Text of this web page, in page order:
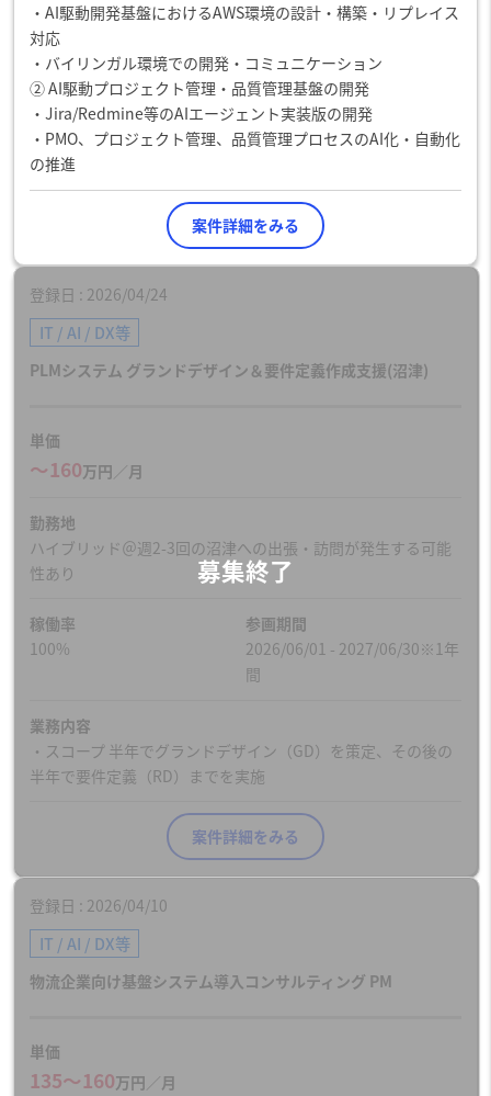
・AI駆動開発基盤におけるAWS環境の設計・構築・リプレイス
対応
・バイリンガル環境での開発・コミュニケーション
② AI駆動プロジェクト管理・品質管理基盤の開発
・Jira/Redmine等のAIエージェント実装版の開発
・PMO、プロジェクト管理、品質管理プロセスのAI化・自動化
の推進
案件詳細をみる
登録日 2026/04/24
IT / AI / DX等
PLMシステム グランドデザイン＆要件定義作成支援(沼津)
単価
〜160万円／月
勤務地
ハイブリッド＠週2-3回の沼津への出張・訪問が発生する可能
性あり
稼働率
100%
参画期間
2026/06/01 - 2027/06/30※1年
間
業務内容
・スコープ 半年でグランドデザイン（GD）を策定、その後の
半年で要件定義（RD）までを実施
案件詳細をみる
登録日 2026/04/10
IT / AI / DX等
物流企業向け基盤システム導入コンサルティング PM
単価
135〜160万円／月